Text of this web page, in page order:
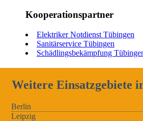
Kooperationspartner
Elektriker Notdienst Tübingen
Sanitärservice Tübingen
Schädlingsbekämpfung
Weitere Einsatzgebiete
Berlin
Leipzig